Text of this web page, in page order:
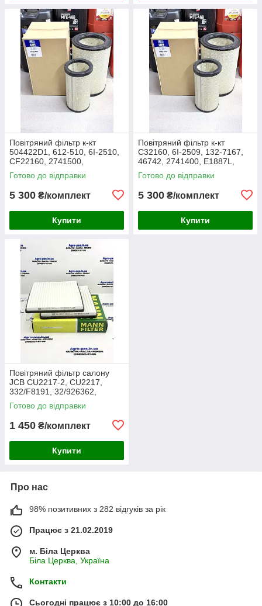
Повітряний фільтр к-кт
504422D1, 612-510, 6I-2510,
CF22160, 2741500,
AF25138M, P532510, MD-
7624S, SA16024, RS3511,
Готово до відправки
5 300 ₴/комплект
Купити
Повітряний фільтр к-кт
C32160, 6I-2509, 132-7167,
46742, 2741400, E1887L,
RS3514, SL5603, P532509,
FJ3468, MD-7624,
Готово до відправки
5 300 ₴/комплект
Купити
Повітряний фільтр салону
JCB CU2217-2, CU2217,
332/F8191, 32/926362,
30/926362, AA2983, CA-
43030, SC60055, SKL46354,
Готово до відправки
1 450 ₴/комплект
Купити
Про нас
98% позитивних з 282 відгуків за рік
Працює з 21.02.2019
м. Біла Церква
Біла Церква, Україна
Контакти
Сьогодні працює з 10:00 до 16:00